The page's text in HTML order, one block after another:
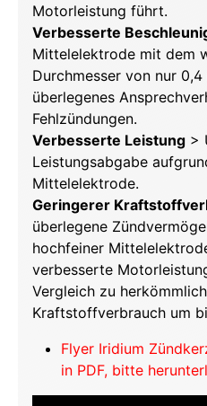
Motorleistung führt.
Verbesserte
Mittelelektrode mit dem
Durchmesser von nur
überlegenes
Fehlzündungen.
Verbesserte Leistung >
Leistungsabgabe
Mittelelektrode.
Geringerer
überlegene
hochfeiner
verbesserte
Vergleich zu
Kraftstoffverbrauch um
Flyer Iridium
in PDF, bitte